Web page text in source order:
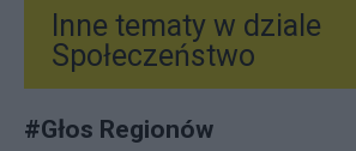
Inne tematy w dziale
Społeczeństwo
#Głos Regionów